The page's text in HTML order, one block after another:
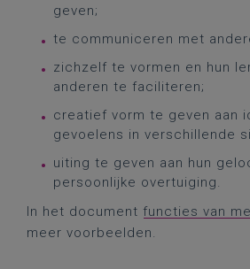
geven;
te communiceren met
zichzelf te vormen en hun
anderen te faciliteren;
creatief vorm te geven aan
gevoelens in verschillende
uiting te geven aan hun
persoonlijke overtuiging.
In het document functies van
meer voorbeelden.